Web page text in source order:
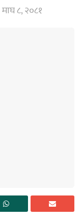
माघ ८, २०८१